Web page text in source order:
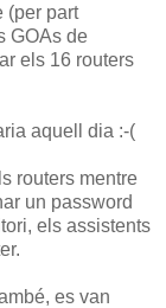
(per part
GOAs de
els 16 routers
aquell dia :-(
routers mentre
un password
els assistents
es van